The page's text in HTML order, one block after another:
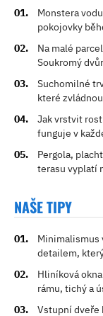
Monstera
pokojovky
Na malé
Soukromý
Suchomilné
které
Jak vrstvit
funguje v
Pergola,
terasu vyplatí
NAŠE TIPY
Minimalismus
detailem,
Hliníková
rámu, tichý a
Vstupní dveře